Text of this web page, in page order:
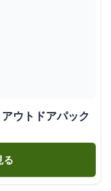
ウトドアパック
る